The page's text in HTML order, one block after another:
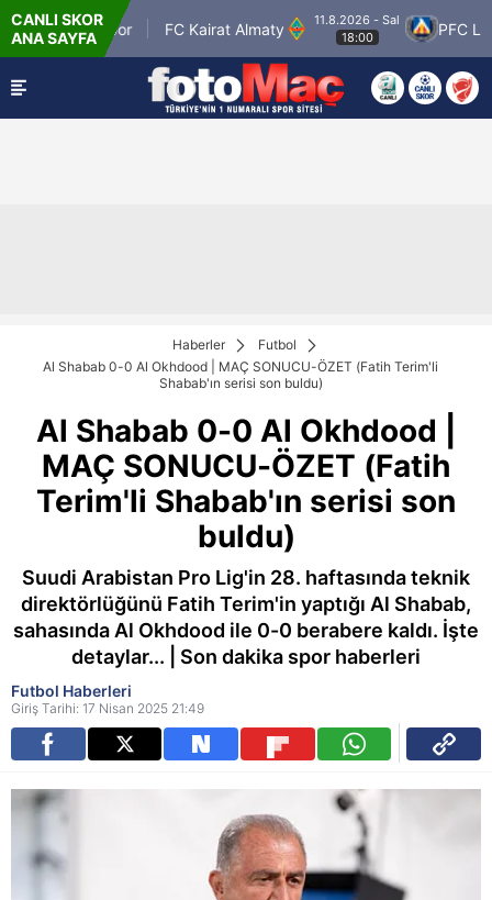
CANLI SKOR
ANA SAYFA
Petrolspor FC Kairat Almaty
11.8.2026 - Sal
18:00
PFC
Haberler
Futbol
Al Shabab 0-0 Al Okhdood | MAÇ SONUCU-ÖZET (Fatih Terim'li
Shabab'ın serisi son buldu)
Al Shabab 0-0 Al Okhdood |
MAÇ SONUCU-ÖZET (Fatih
Terim'li Shabab'ın serisi son
buldu)
Suudi Arabistan Pro Lig'in 28. haftasında teknik
direktörlüğünü Fatih Terim'in yaptığı Al Shabab,
sahasında Al Okhdood ile 0-0 berabere kaldı. İşte
detaylar... | Son dakika spor haberleri
Futbol Haberleri
Giriş Tarihi: 17 Nisan 2025 21:49